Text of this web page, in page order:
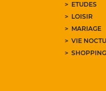
ETUDES
LOISIR
MARIAGE
VIE
SHOPPING